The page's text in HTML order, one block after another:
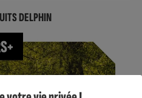
DELPHIN